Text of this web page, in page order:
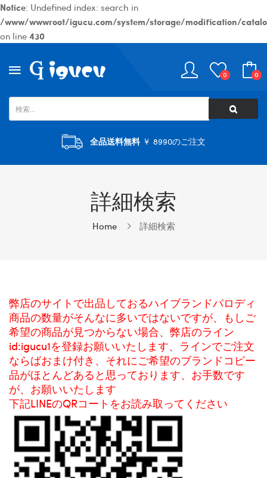
Notice: Undefined index: search in
/www/wwwroot/igucu.com/system/storage/modification/
on line430
0 0
全品送料無料￥ 8990のご注文
詳細検索
Home 詳細検索
弊店のサイトで出品しておるハイブランドパロディ
商品の数量がそんなに多いではないですが、もしご
希望の商品が見つからない場合、弊店のライン
id:igucu1を登録お願いいたします、ラインでご注文
ならばおまけ付き、それにご希望のブランドコピー
品がほとんどあると思っております、お手数です
が、お願いいたします
下記LINEのQRコートをお読み取ってください